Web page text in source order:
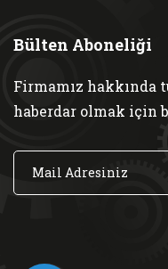
Bülten Aboneliği
Firmamız hakkında
haberdar olmak için